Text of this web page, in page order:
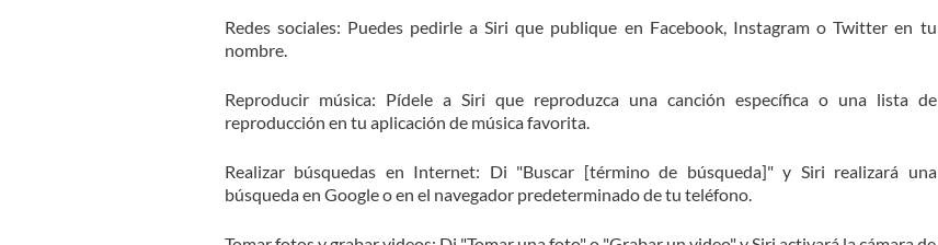
Redes sociales: Puedes pedirle a Siri que publique en Facebook, Instagram o Twitter en tu
nombre.
Reproducir música: Pídele a Siri que reproduzca una canción específica o una lista de
reproducción en tu aplicación de música favorita.
Realizar búsquedas en Internet: Di "Buscar [término de búsqueda]" y Siri realizará una
búsqueda en Google o en el navegador predeterminado de tu teléfono.